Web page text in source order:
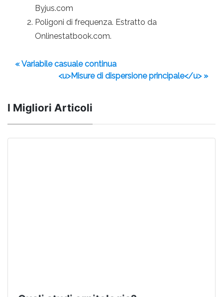
Byjus.com
Poligoni di frequenza. Estratto da
Onlinestatbook.com.
« Variabile casuale continua
<u>Misure di dispersione principale</u> »
I Migliori Articoli